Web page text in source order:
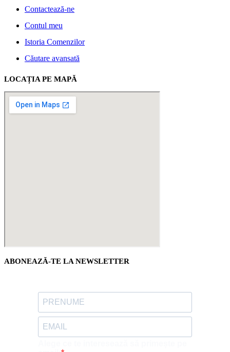
Contactează-ne
Contul meu
Istoria Comenzilor
Căutare avansată
LOCAȚIA PE MAPĂ
ABONEAZĂ-TE LA NEWSLETTER